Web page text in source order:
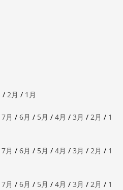
/ 2月 / 1月
7月 / 6月 / 5月 / 4月 / 3月 / 2月 / 1
7月 / 6月 / 5月 / 4月 / 3月 / 2月 / 1
7月 / 6月 / 5月 / 4月 / 3月 / 2月 / 1